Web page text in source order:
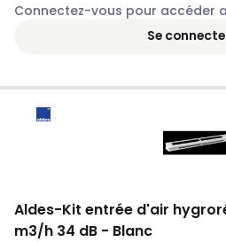
Connectez-vous pour accéder
Se
Aldes-Kit entrée d'air
m3/h 34 dB - Blanc